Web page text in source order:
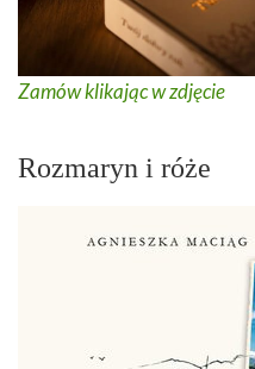
Zamów klikając w zdjęcie
Rozmaryn i róże